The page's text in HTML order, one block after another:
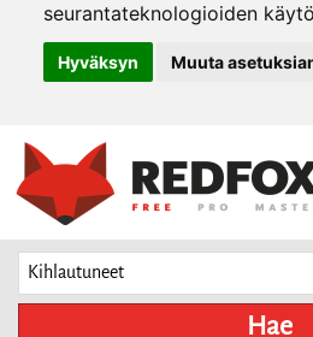
seurantateknologioiden
Hyväksyn Muuta
Hae